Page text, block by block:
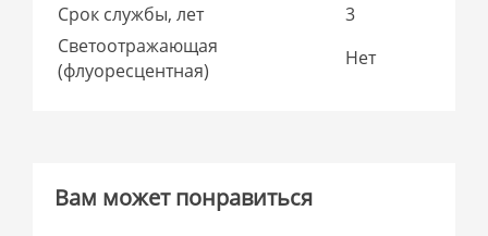
Срок службы, лет
3
Светоотражающая
(флуоресцентная)
Нет
Вам может понравиться